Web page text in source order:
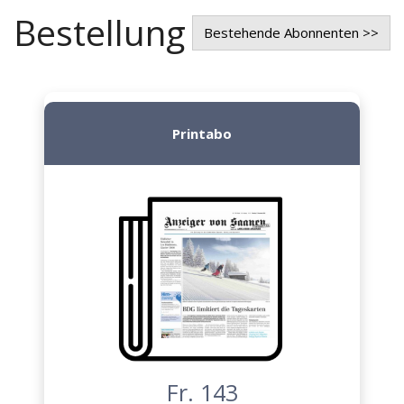
Bestellung Bestehende Abonnenten >>
Printabo
Fr. 143